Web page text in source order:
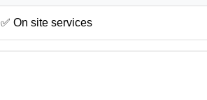
✅ On site services